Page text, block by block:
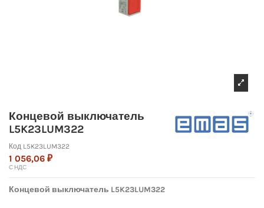
Концевой выключатель
L5K23LUM322
Код L5K23LUM322
1 056,06 ₽
С НДС
Концевой выключатель L5K23LUM322